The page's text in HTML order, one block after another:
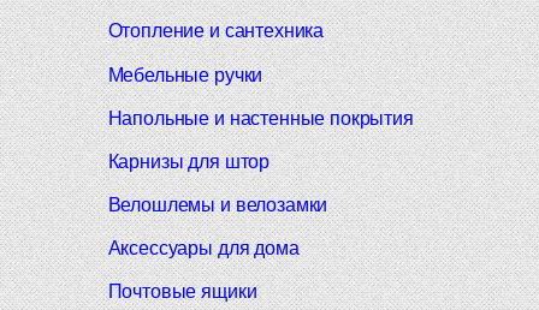
Отопление и сантехника
Мебельные ручки
Напольные и настенные покрытия
Карнизы для штор
Велошлемы и велозамки
Аксессуары для дома
Почтовые ящики